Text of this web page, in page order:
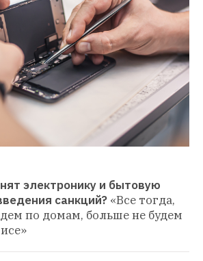
электронику и бытовую
санкций? «Все тогда,
по домам, больше не будем